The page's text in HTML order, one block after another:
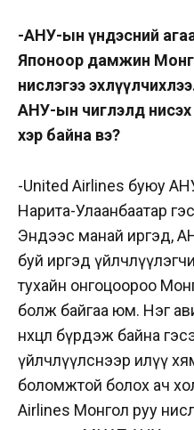
-АНУ-ын үндэсний
Японоор дамжин
нислэгээ
АНУ-ын чиглэлд
хэр байна вэ?
-United Airlines буюу
Нарита-Улаанбаатар
Эндээс манай иргэд,
буй иргэд
тухайн онгоцоороо
болж байгаа юм. Нэг
нөхцөл бүрдэж байна
үйлчлүүлснээр илүү
боломжтой болох ач
Airlines Монгол руу